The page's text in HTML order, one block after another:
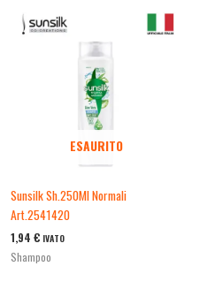
ESAURITO
Sunsilk Sh.250Ml Normali
Art.2541420
1,94 € IVATO
Shampoo